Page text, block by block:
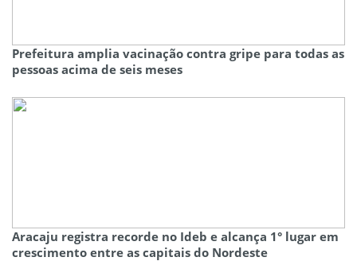
Prefeitura amplia vacinação contra gripe para todas as
pessoas acima de seis meses
Aracaju registra recorde no Ideb e alcança 1° lugar em
crescimento entre as capitais do Nordeste